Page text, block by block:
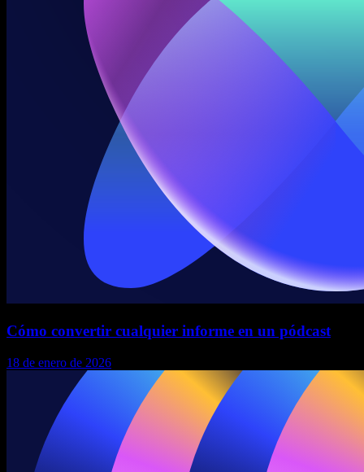
Cómo convertir cualquier informe en un pódcast
18 de enero de 2026